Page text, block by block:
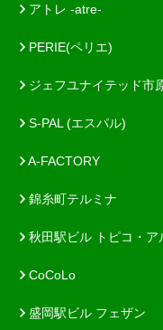
アトレ -atre-
PERIE(ペリエ)
ジェフユナイテッド市
S-PAL (エスパル)
A-FACTORY
錦糸町テルミナ
秋田駅ビル トピコ・ア
CoCoLo
盛岡駅ビル フェザン